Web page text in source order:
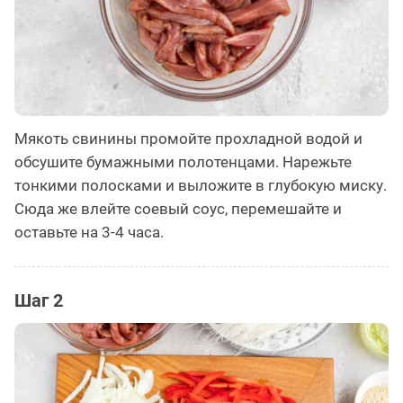
Мякоть свинины промойте прохладной водой и
обсушите бумажными полотенцами. Нарежьте
тонкими полосками и выложите в глубокую миску.
Сюда же влейте соевый соус, перемешайте и
оставьте на 3-4 часа.
Шаг 2